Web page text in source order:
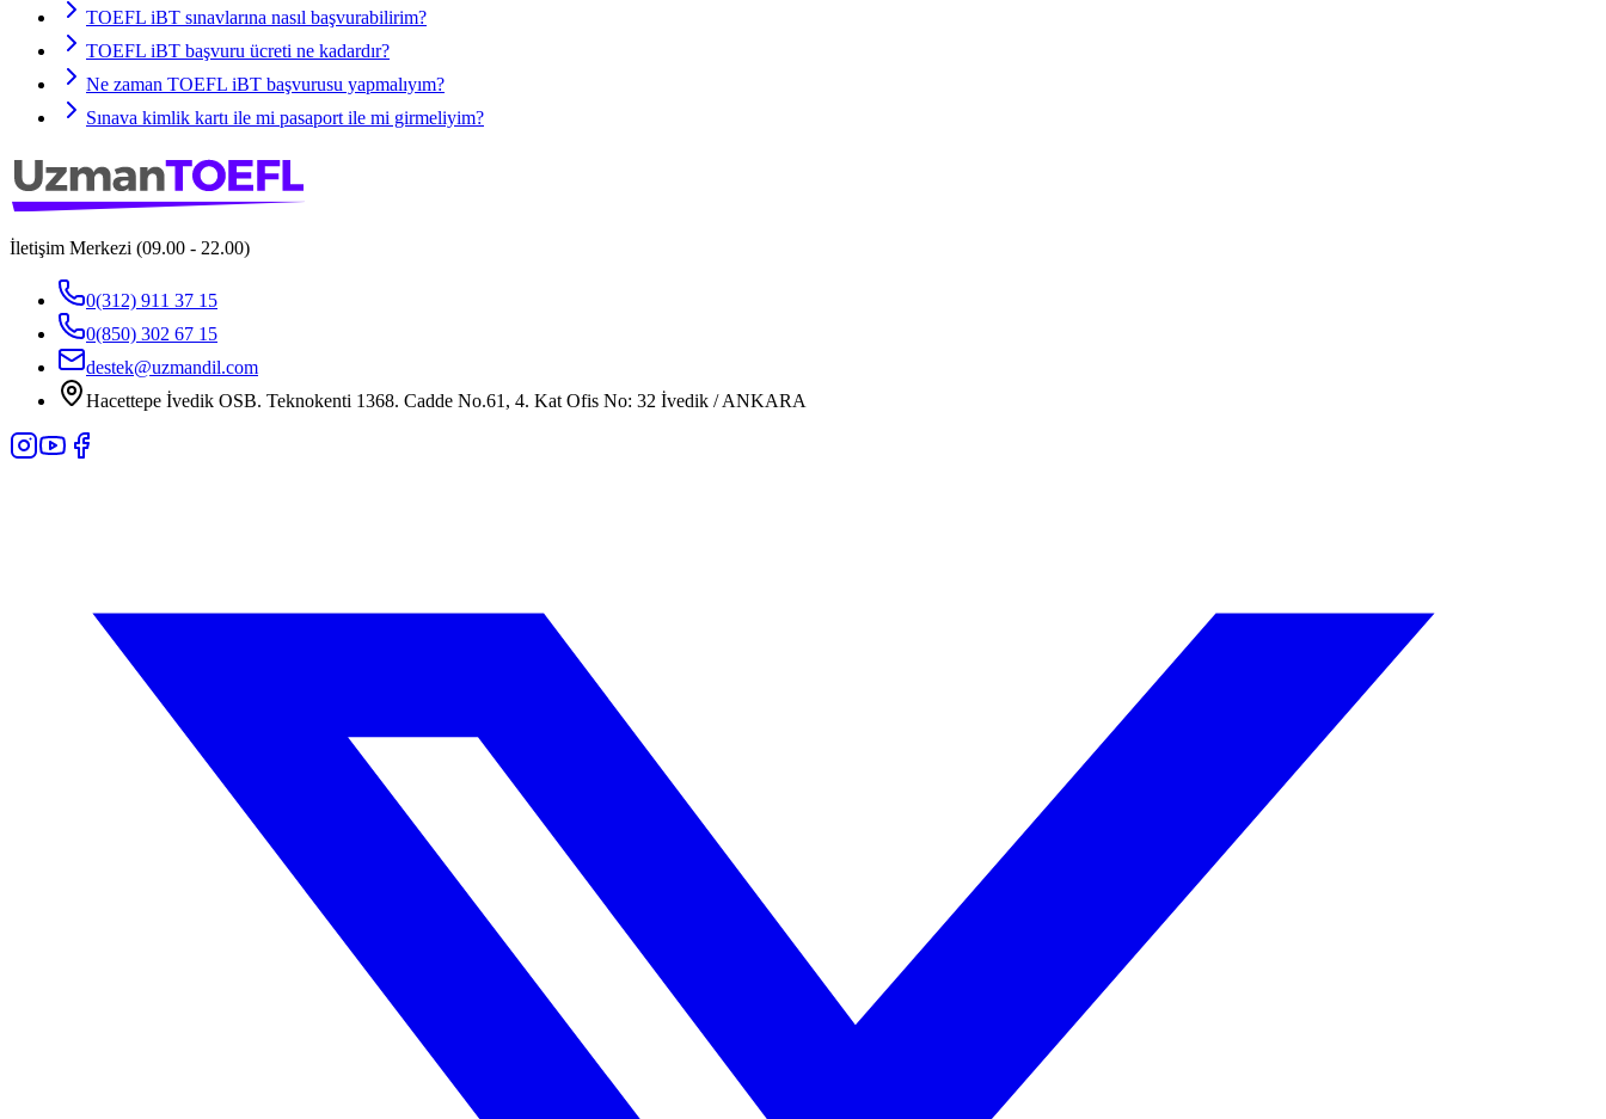
TOEFL iBT sınavlarına nasıl başvurabilirim?
TOEFL iBT başvuru ücreti ne kadardır?
Ne zaman TOEFL iBT başvurusu yapmalıyım?
Sınava kimlik kartı ile mi pasaport ile mi girmeliyim?
İletişim Merkezi (09.00 - 22.00)
0(312) 911 37 15
0(850) 302 67 15
destek@uzmandil.com
Hacettepe İvedik OSB. Teknokenti 1368. Cadde No.61, 4. Kat Ofis No: 32 İvedik / ANKARA